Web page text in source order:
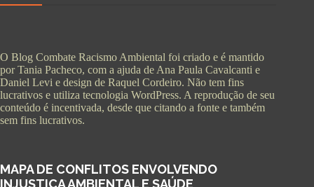
O Blog Combate Racismo Ambiental foi criado e é mantido
por Tania Pacheco, com a ajuda de Ana Paula Cavalcanti e
Daniel Levi e design de Raquel Cordeiro. Não tem fins
lucrativos e utiliza tecnologia WordPress. A reprodução de seu
conteúdo é incentivada, desde que citando a fonte e também
sem fins lucrativos.
MAPA DE CONFLITOS ENVOLVENDO
INJUSTIÇA AMBIENTAL E SAÚDE